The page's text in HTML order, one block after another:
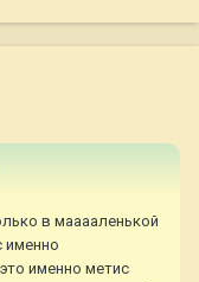
в мааааленькой
именно
именно метис